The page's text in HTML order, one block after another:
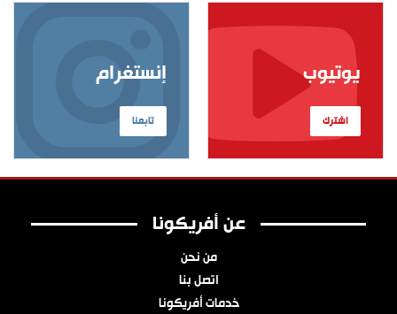
إنستغرام
تابعنا
يوتيوب
اشترك
عن أفريكونا
من نحن
اتصل بنا
خدمات أفريكونا